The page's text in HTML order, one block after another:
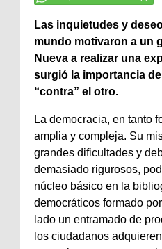
Las inquietudes y
mundo motivaron a un
Nueva a realizar una
surgió la importancia
“contra” el otro.
La democracia, en tanto
amplia y compleja. Su
grandes dificultades y
demasiado rigurosos,
núcleo básico en la
democráticos formado
lado un entramado de
los ciudadanos